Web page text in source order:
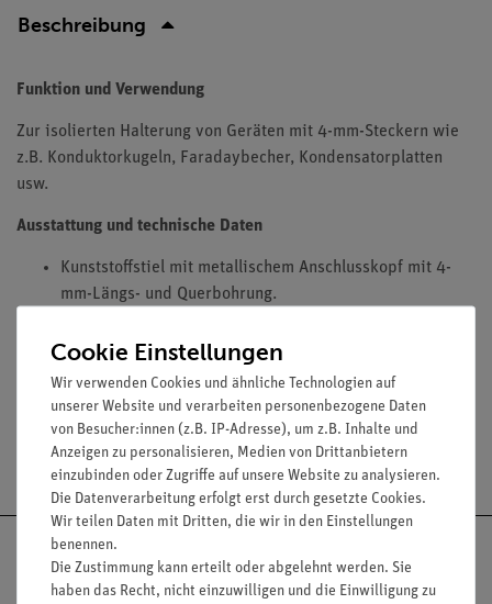
Beschreibung
Funktion und Verwendung
Zur isolierten Halterung von Geräten mit 4-mm-Steckern wie
z.B. Konduktorkugeln, Faradaybecher, Kondensatorplatten
usw.
Ausstattung und technische Daten
Kunststoffstiel mit metallischem Anschlusskopf mit 4-
mm-Längs- und Querbohrung.
Stieldurchmesser: 10 mm.
Versandkostenfrei ab 300,- €
Cookie Einstellungen
Wir verwenden Cookies und ähnliche Technologien auf
unserer Website und verarbeiten personenbezogene Daten
von Besucher:innen (z.B. IP-Adresse), um z.B. Inhalte und
Anzeigen zu personalisieren, Medien von Drittanbietern
einzubinden oder Zugriffe auf unsere Website zu analysieren.
Die Datenverarbeitung erfolgt erst durch gesetzte Cookies.
Wir teilen Daten mit Dritten, die wir in den Einstellungen
benennen.
Die Zustimmung kann erteilt oder abgelehnt werden. Sie
haben das Recht, nicht einzuwilligen und die Einwilligung zu